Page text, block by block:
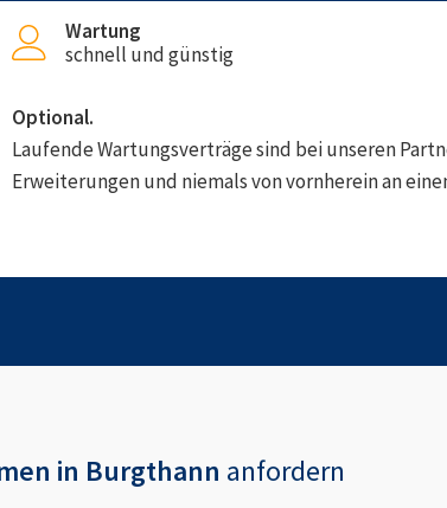
Wartung
schnell und günstig
Optional.
Laufende Wartungsverträge sind bei unseren
Erweiterungen und niemals von vornherein an
in Burgthann anfordern